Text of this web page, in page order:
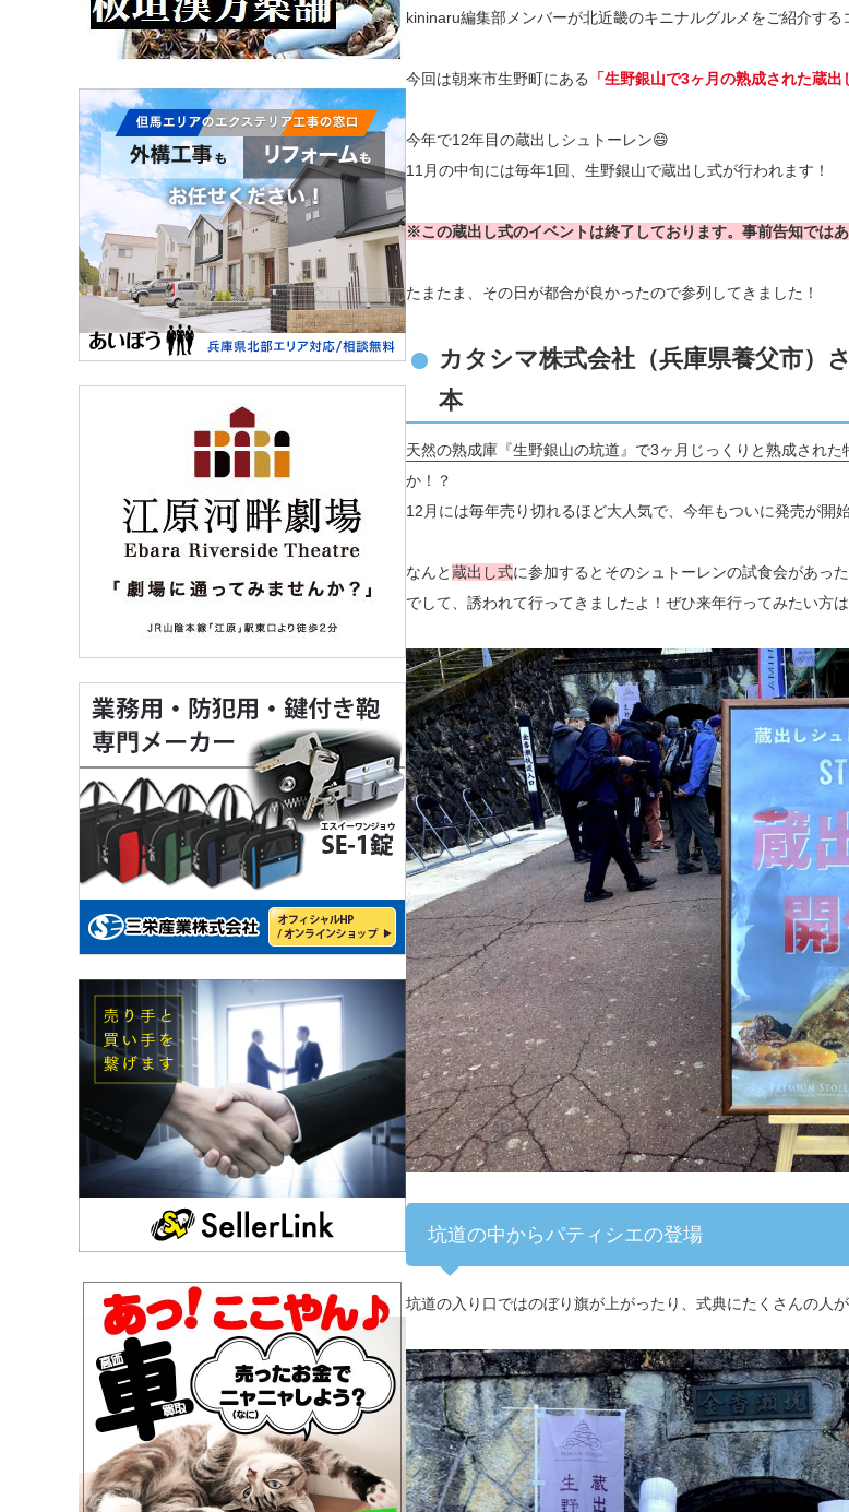
kininaru編集部メンバーが北近畿のキニナルグルメをご紹介する
今回は朝来市生野町にある 「生野銀山で3ヶ月の熟成された蔵出
今年で12年目の蔵出しシュトーレン😄
11月の中旬には毎年1回、生野銀山で蔵出し式が行われます！
※この蔵出し式のイベントは終了しております。事前告知では
たまたま、その日が都合が良かったので参列してきました！
カタシマ株式会社（兵庫県養父市）
本
天然の熟成庫『生野銀山の坑道』で3ヶ月じっくりと熟成された
か！？
12月には毎年売り切れるほど大人気で、今年もついに発売が開
なんと蔵出し式に参加するとそのシュトーレンの試食会があっ
でして、誘われて行ってきましたよ！ぜひ来年行ってみたい方
坑道の中からパティシエの登場
坑道の入り口ではのぼり旗が上がったり、式典にたくさんの人